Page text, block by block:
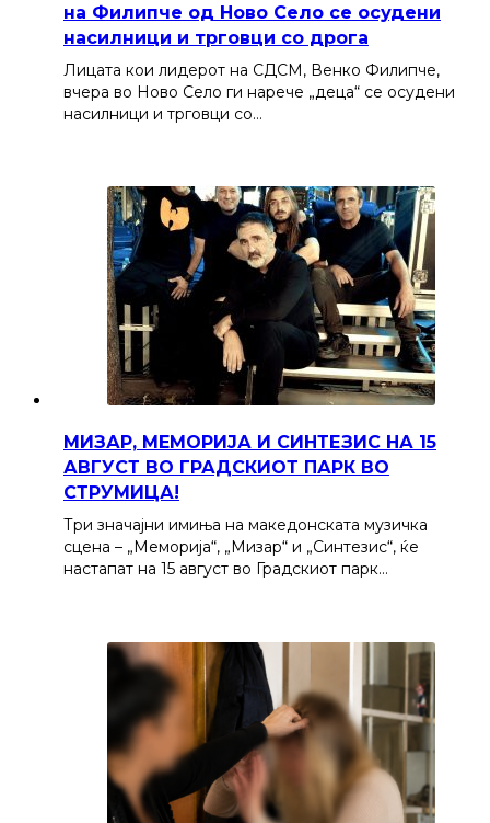
на Филипче од Ново Село се осудени
насилници и трговци со дрога
Лицата кои лидерот на СДСМ, Венко Филипче,
вчера во Ново Село ги нарече „деца“ се осудени
насилници и трговци со…
МИЗАР, МЕМОРИЈА И СИНТЕЗИС НА 15
АВГУСТ ВО ГРАДСКИОТ ПАРК ВО
СТРУМИЦА!
Три значајни имиња на македонската музичка
сцена – „Меморија“, „Мизар“ и „Синтезис“, ќе
настапат на 15 август во Градскиот парк…